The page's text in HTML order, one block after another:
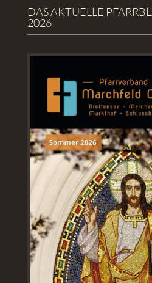
DAS AKTUELLE
2026